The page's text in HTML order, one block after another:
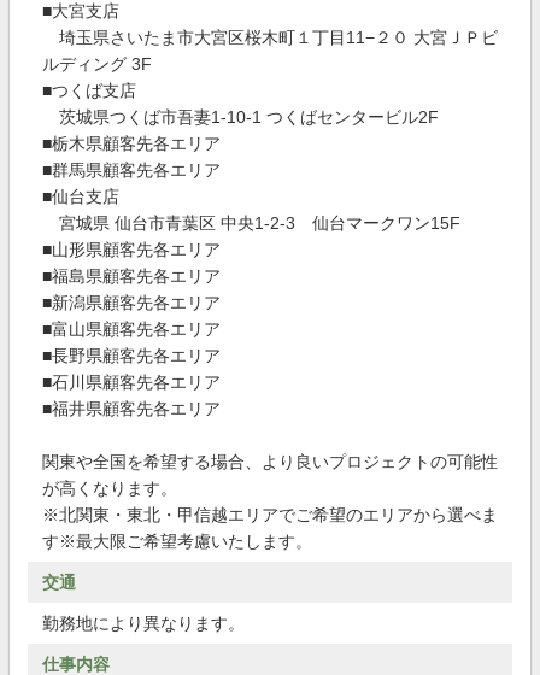
■大宮支店
埼玉県さいたま市大宮区桜木町１丁目11−２０ 大宮ＪＰビ
ルディング 3F
■つくば支店
茨城県つくば市吾妻1-10-1 つくばセンタービル2F
■栃木県顧客先各エリア
■群馬県顧客先各エリア
■仙台支店
宮城県 仙台市青葉区 中央1-2-3 仙台マークワン15F
■山形県顧客先各エリア
■福島県顧客先各エリア
■新潟県顧客先各エリア
■富山県顧客先各エリア
■長野県顧客先各エリア
■石川県顧客先各エリア
■福井県顧客先各エリア
関東や全国を希望する場合、より良いプロジェクトの可能性
が高くなります。
※北関東・東北・甲信越エリアでご希望のエリアから選べま
す※最大限ご希望考慮いたします。
交通
勤務地により異なります。
仕事内容